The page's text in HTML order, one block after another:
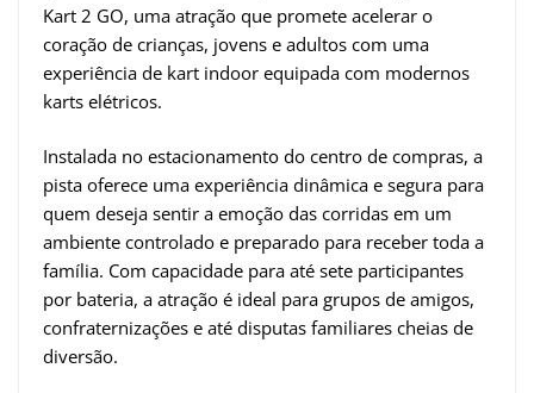
Kart 2 GO, uma atração que promete acelerar o
coração de crianças, jovens e adultos com uma
experiência de kart indoor equipada com modernos
karts elétricos.
Instalada no estacionamento do centro de compras, a
pista oferece uma experiência dinâmica e segura para
quem deseja sentir a emoção das corridas em um
ambiente controlado e preparado para receber toda a
família. Com capacidade para até sete participantes
por bateria, a atração é ideal para grupos de amigos,
confraternizações e até disputas familiares cheias de
diversão.